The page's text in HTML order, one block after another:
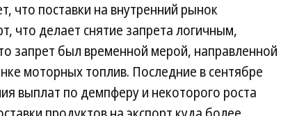
что поставки на внутренний рынок
что делает снятие запрета логичным,
запрет был временной мерой, направленной
моторных топлив. Последние в сентябре
выплат по демпферу и некоторого роста